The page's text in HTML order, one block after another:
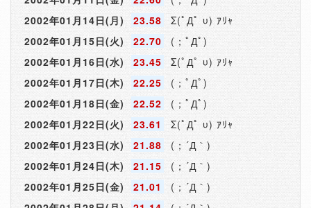
2002年01月14日(月)
23.58
Σ(ﾟДﾟ υ) ｱﾘｬ
2002年01月15日(火)
22.70
(；ﾟДﾟ)
2002年01月16日(水)
23.45
Σ(ﾟДﾟ υ) ｱﾘｬ
2002年01月17日(木)
22.25
(；ﾟДﾟ)
2002年01月18日(金)
22.52
(；ﾟДﾟ)
2002年01月22日(火)
23.61
Σ(ﾟДﾟ υ) ｱﾘｬ
2002年01月23日(水)
21.88
(；´Д｀)
2002年01月24日(木)
21.15
(；´Д｀)
2002年01月25日(金)
21.01
(；´Д｀)